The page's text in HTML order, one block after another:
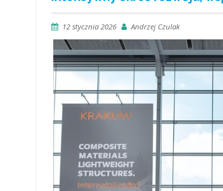
12 stycznia 2026 Andrzej Czulak